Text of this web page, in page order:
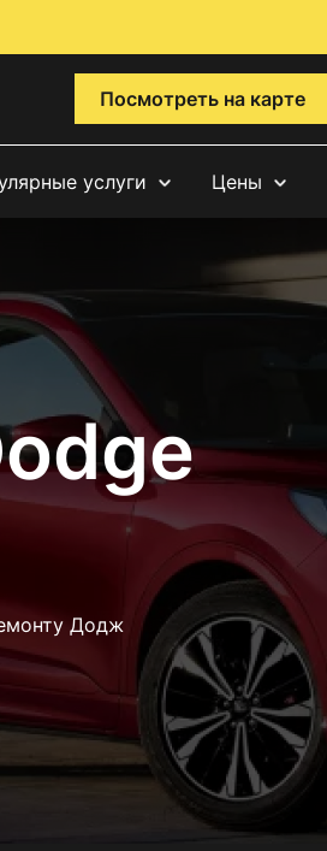
Посмотреть на карте
услуги Цены
Додж